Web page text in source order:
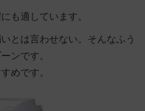
も適しています。
とは言わせない。そんなふう
ンです。
めです。